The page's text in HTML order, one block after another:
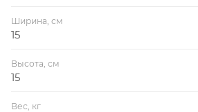
Ширина, см
15
Высота, см
15
Вес, кг